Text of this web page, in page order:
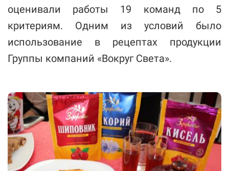
оценивали работы 19 команд по 5
критериям. Одним из условий было
использование в рецептах продукции
Группы компаний «Вокруг Света».